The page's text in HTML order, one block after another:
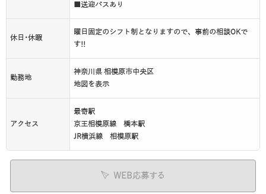
■送迎バスあり
休日･休暇
曜日固定のシフト制となりますので、事前の相談OKで
す!!
勤務地
神奈川県 相模原市中央区
地図を表示
アクセス
最寄駅
京王相模原線 橋本駅
JR横浜線 相模原駅
WEB応募する